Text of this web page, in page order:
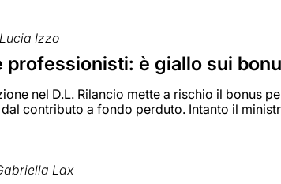
Lucia Izzo
professionisti: è giallo sui
nel D.L. Rilancio mette a rischio il bonus
contributo a fondo perduto. Intanto il
Lax